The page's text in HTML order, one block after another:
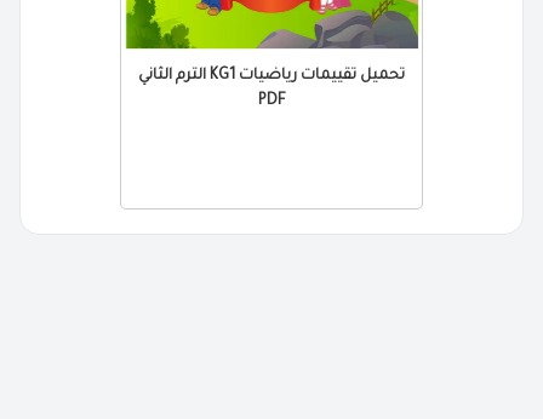
تحميل تقييمات رياضيات KG1 الترم الثاني
PDF